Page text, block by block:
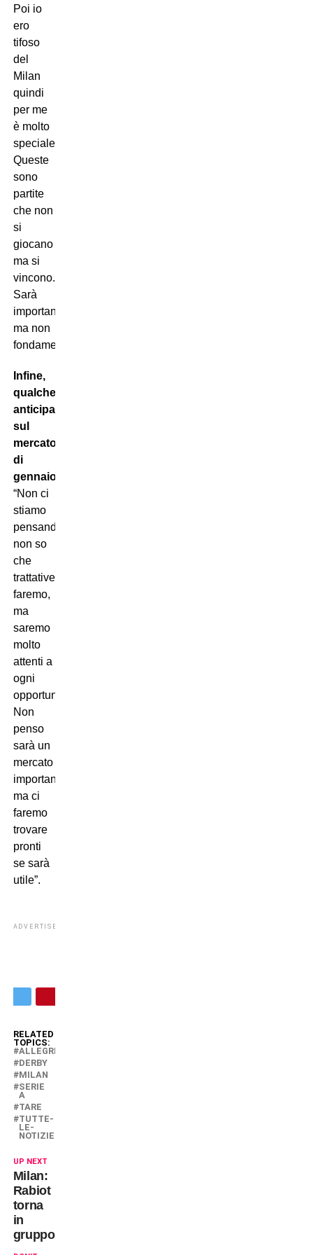
Poi io
ero
tifoso
del
Milan
quindi
per me
è molto
speciale.
Queste
sono
partite
che non
si
giocano
ma si
vincono.
Sarà
importante
ma non
fondamentale”.
Infine,
qualche
anticipazione
sul
mercato
di
gennaio:
“Non ci
stiamo
pensando,
non so
che
trattative
faremo,
ma
saremo
molto
attenti a
ogni
opportunità.
Non
penso
sarà un
mercato
importante,
ma ci
faremo
trovare
pronti
se sarà
utile”.
ADVERTISEMENT
RELATED
TOPICS:
ALLEGRI
DERBY
MILAN
SERIE
A
TARE
TUTTE-
LE-
NOTIZIE
UP NEXT
Milan:
Rabiot
torna
in
gruppo